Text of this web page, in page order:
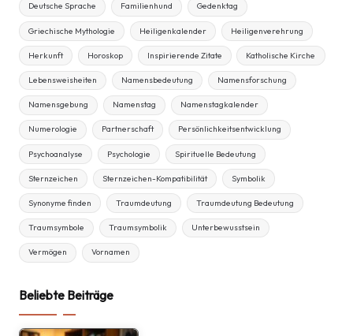
Deutsche Sprache Familienhund Gedenktag
Griechische Mythologie Heiligenkalender Heiligenverehrung
Herkunft Horoskop Inspirierende Zitate Katholische Kirche
Lebensweisheiten Namensbedeutung Namensforschung
Namensgebung Namenstag Namenstagkalender
Numerologie Partnerschaft Persönlichkeitsentwicklung
Psychoanalyse Psychologie Spirituelle Bedeutung
Sternzeichen Sternzeichen-Kompatibilität Symbolik
Synonyme finden Traumdeutung Traumdeutung Bedeutung
Traumsymbole Traumsymbolik Unterbewusstsein
Vermögen Vornamen
Beliebte Beiträge